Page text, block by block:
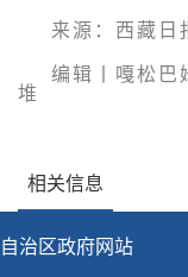
来源： 西藏日
编辑丨嘎松巴
堆
相关信息
自治区政府网站